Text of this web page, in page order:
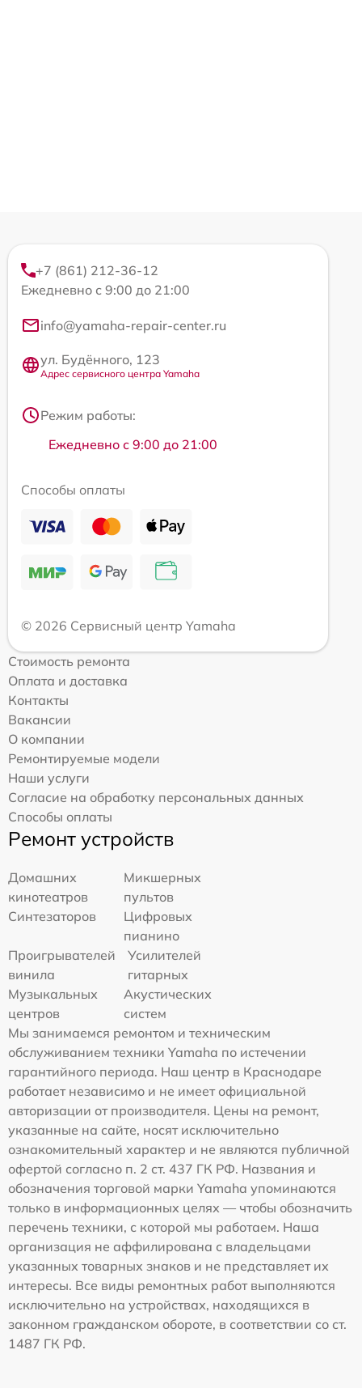
+7 (861) 212-36-12
Ежедневно с 9:00 до 21:00
info@yamaha-repair-center.ru
ул. Будённого, 123
Адрес сервисного центра Yamaha
Режим работы:
Ежедневно с 9:00 до 21:00
Способы оплаты
© 2026 Сервисный центр Yamaha
Стоимость ремонта
Оплата и доставка
Контакты
Вакансии
О компании
Ремонтируемые модели
Наши услуги
Согласие на обработку персональных данных
Способы оплаты
Ремонт устройств
Домашних
кинотеатров
Микшерных
пультов
Синтезаторов
Цифровых
пианино
Проигрывателей
винила
Усилителей
гитарных
Музыкальных
центров
Акустических
систем
Мы занимаемся ремонтом и техническим
обслуживанием техники Yamaha по истечении
гарантийного периода. Наш центр в Краснодаре
работает независимо и не имеет официальной
авторизации от производителя. Цены на ремонт,
указанные на сайте, носят исключительно
ознакомительный характер и не являются публичной
офертой согласно п. 2 ст. 437 ГК РФ. Названия и
обозначения торговой марки Yamaha упоминаются
только в информационных целях — чтобы обозначить
перечень техники, с которой мы работаем. Наша
организация не аффилирована с владельцами
указанных товарных знаков и не представляет их
интересы. Все виды ремонтных работ выполняются
исключительно на устройствах, находящихся в
законном гражданском обороте, в соответствии со ст.
1487 ГК РФ.